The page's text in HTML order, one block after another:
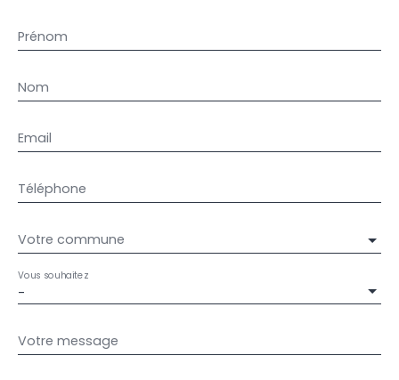
Prénom
Nom
Email
Téléphone
Votre commune
-
Vous souhaitez
Votre message